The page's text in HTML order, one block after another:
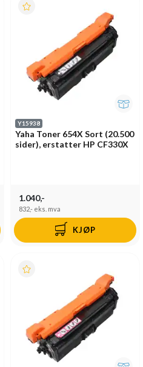
Y15938
Yaha Toner 654X Sort (20.500
sider), erstatter HP CF330X
1.040,-
832,- eks. mva
KJØP